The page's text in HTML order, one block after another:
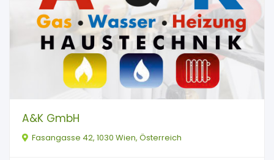
A&K GmbH
Fasangasse 42, 1030 Wien, Österreich